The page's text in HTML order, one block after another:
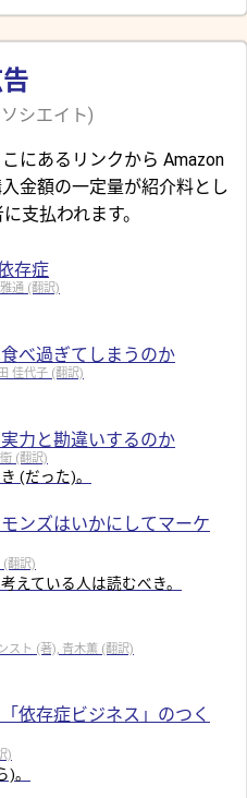
シエイト)
にあるリンクから Amazon
金額の一定量が紹介料とし
支払われます。
存症
通 (翻訳)
べ過ぎてしまうのか
佳代子 (翻訳)
力と勘違いするのか
(翻訳)
(だった)。
ンズはいかにしてマーケ
(翻訳)
えている人は読むべき。
スト (著), 青木薫 (翻訳)
依存症ビジネス」のつく
)
。